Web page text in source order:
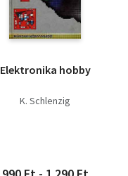
Elektronika hobby
K. Schlenzig